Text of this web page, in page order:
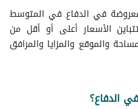
في الدفاع في المتوسط
قد تتباين الأسعار أعلى أو أقل من
والموقع والمزايا والمرافق
الدفاع؟